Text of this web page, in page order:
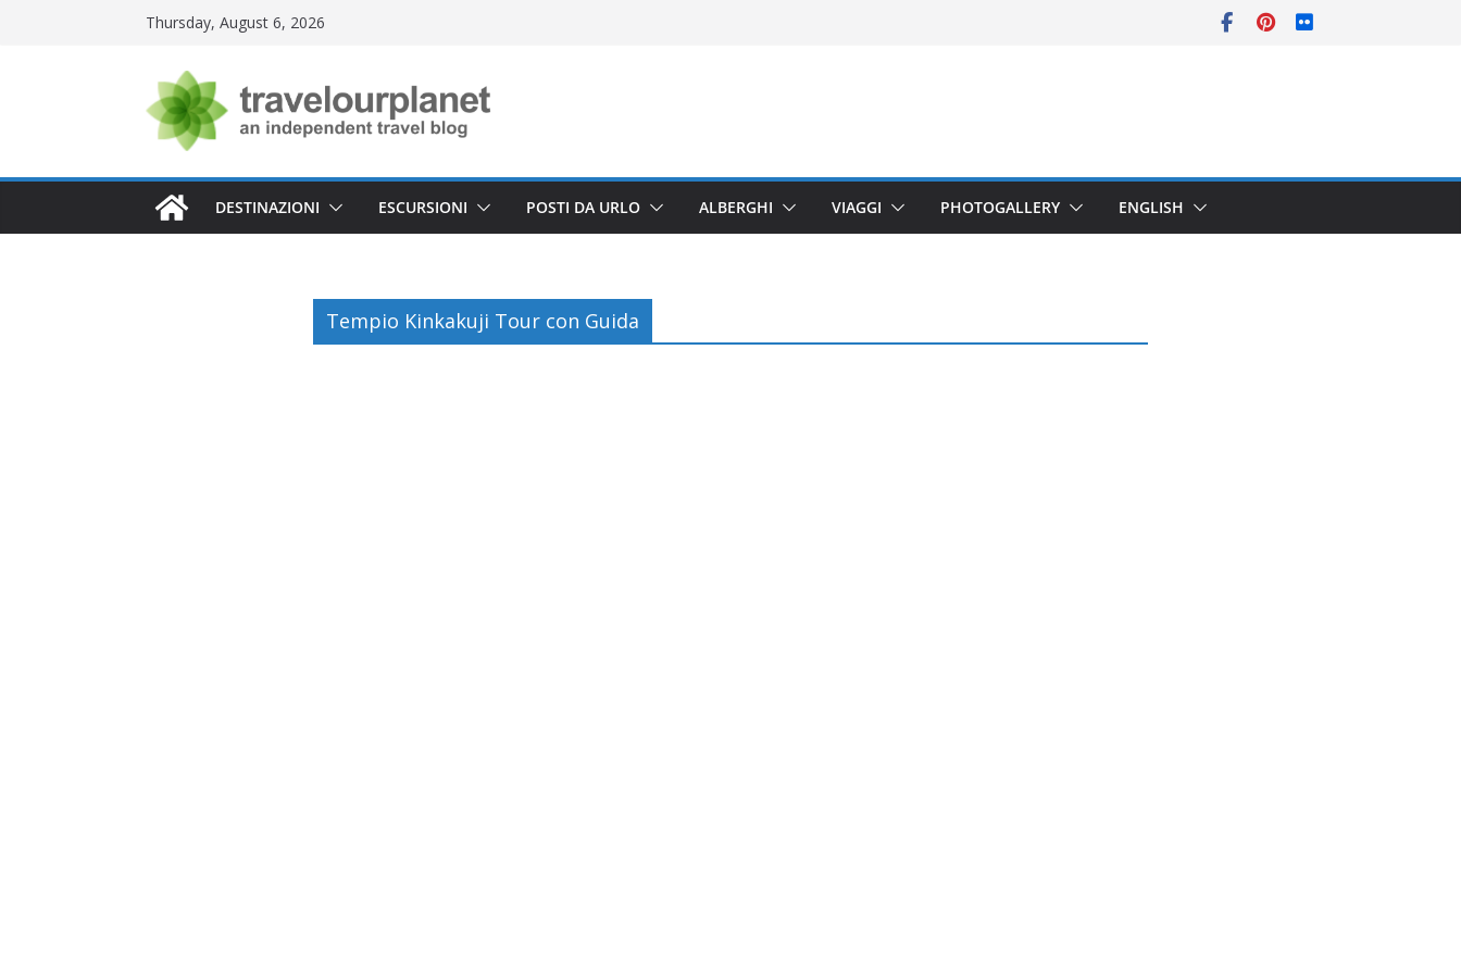
Thursday, August 6, 2026
DESTINAZIONI ESCURSIONI POSTI DA URLO ALBERGHI VIAGGI PHOTOGALLERY ENGLISH
Tempio Kinkakuji Tour con Guida